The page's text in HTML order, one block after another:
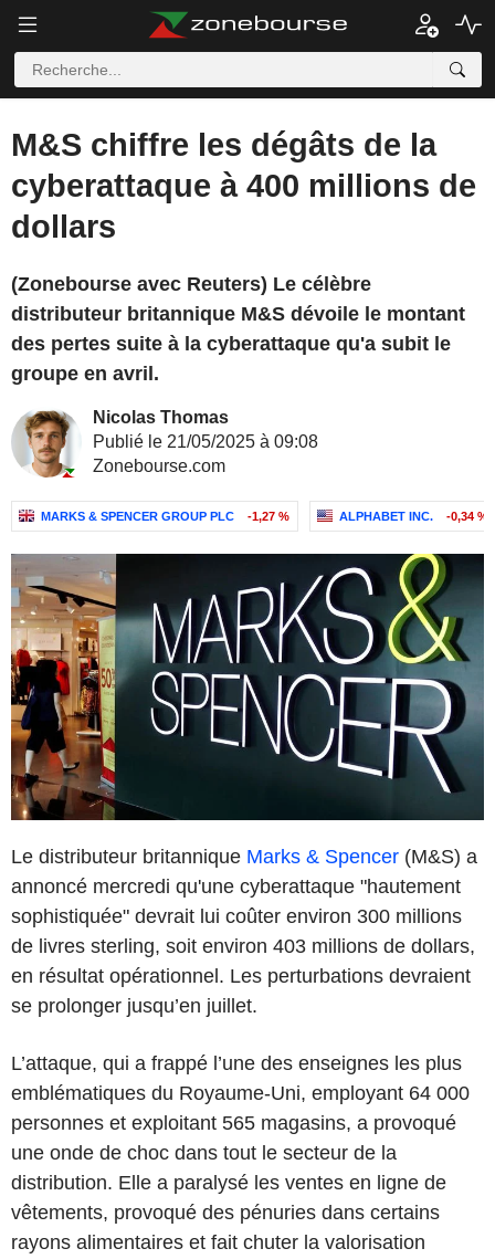
M&S chiffre les dégâts de la
cyberattaque à 400 millions de
dollars
(Zonebourse avec Reuters) Le célèbre
distributeur britannique M&S dévoile le montant
des pertes suite à la cyberattaque qu'a subit le
groupe en avril.
Nicolas Thomas
Publié le 21/05/2025 à 09:08
Zonebourse.com
MARKS & SPENCER GROUP PLC -1,27 % ALPHABET INC. -0,34 %
Le distributeur britannique Marks & Spencer (M&S) a
annoncé mercredi qu'une cyberattaque "hautement
sophistiquée" devrait lui coûter environ 300 millions
de livres sterling, soit environ 403 millions de dollars,
en résultat opérationnel. Les perturbations devraient
se prolonger jusqu’en juillet.
L’attaque, qui a frappé l’une des enseignes les plus
emblématiques du Royaume-Uni, employant 64 000
personnes et exploitant 565 magasins, a provoqué
une onde de choc dans tout le secteur de la
distribution. Elle a paralysé les ventes en ligne de
vêtements, provoqué des pénuries dans certains
rayons alimentaires et fait chuter la valorisation